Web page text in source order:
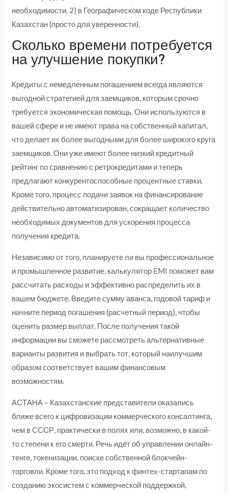
необходимости. 2) в Географическом коде Республики
Казахстан (просто для уверенности).
Сколько времени потребуется
на улучшение покупки?
Кредиты с немедленным погашением всегда являются
выгодной стратегией для заемщиков, которым срочно
требуется экономическая помощь. Они используются в
вашей сфере и не имеют права на собственный капитал,
что делает их более выгодными для более широкого круга
заемщиков. Они уже имеют более низкий кредитный
рейтинг по сравнению с ретрокредитами и теперь
предлагают конкурентоспособные процентные ставки.
Кроме того, процесс подачи заявок на финансирование
действительно автоматизирован, сокращает количество
необходимых документов для ускорения процесса
получения кредита.
Независимо от того, планируете ли вы профессиональное
и промышленное развитие, калькулятор EMI поможет вам
рассчитать расходы и эффективно распределить их в
вашем бюджете. Введите сумму аванса, годовой тариф и
начните период погашения (расчетный период), чтобы
оценить размер выплат. После получения такой
информации вы сможете рассмотреть альтернативные
варианты развития и выбрать тот, который наилучшим
образом соответствует вашим финансовым
возможностям.
АСТАНА – Казахстанские представители оказались
ближе всего к цифровизации коммерческого консалтинга,
чем в СССР, практически в полях или, возможно, в какой-
то степени к его смерти. Речь идёт об управлении онлайн-
тенге, токенизации, поиске собственной блокчейн-
торговли. Кроме того, это подход к финтех-стартапам по
созданию экосистем с коммерческой поддержкой,